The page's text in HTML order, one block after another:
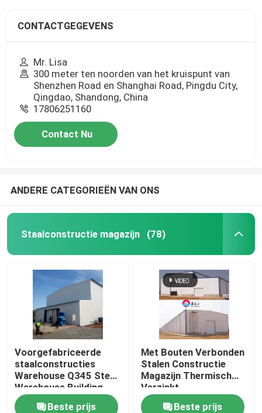
CONTACTGEGEVENS
Mr. Lisa
300 meter ten noorden van het kruispunt van
Shenzhen Road en Shanghai Road, Pingdu City,
Qingdao, Shandong, China
17806251160
Contact Nu
ANDERE CATEGORIEËN VAN ONS
Staalconstructie magazijn (78)
Voorgefabriceerde
staalconstructies
Warehouse Q345 Steel
Warehouse Building
Beste prijs
Met Bouten Verbonden
Stalen Constructie
Magazijn Thermisch
Verzinkt
Beste prijs